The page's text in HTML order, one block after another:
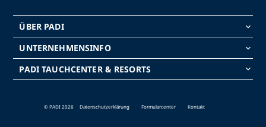
ÜBER PADI keyboard_arrow_down
UNTERNEHMENSINFO keyboard_arrow_down
PADI TAUCHCENTER & RESORTS keyboard_arrow_down
© PADI 2026 Datenschutzerklärung Formularcenter Kontakt